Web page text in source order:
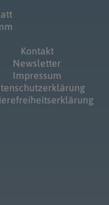
Kontakt
Newsletter
Impressum